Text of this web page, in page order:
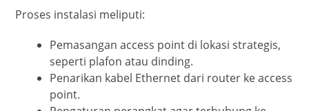
Proses instalasi meliputi:
Pemasangan access point di lokasi strategis,
seperti plafon atau dinding.
Penarikan kabel Ethernet dari router ke access
point.